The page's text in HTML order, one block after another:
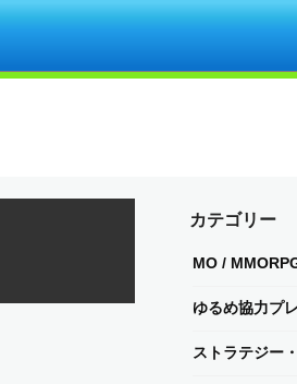
カテゴリー
MO /
ゆるめ協力プ
ストラテジー